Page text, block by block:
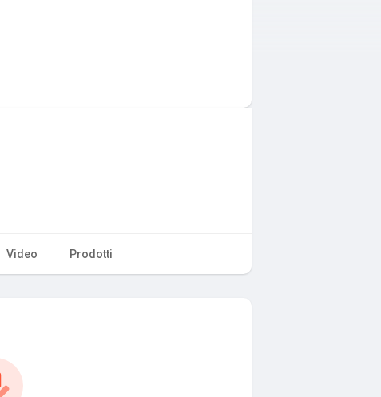
Video Prodotti